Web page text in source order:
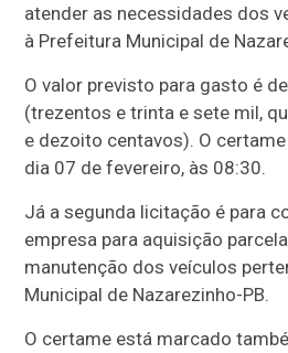
atender as necessidades dos
à Prefeitura Municipal de
O valor previsto para gasto é
(trezentos e trinta e sete mil,
e dezoito centavos). O
dia 07 de fevereiro, às 08:30.
Já a segunda licitação é para
empresa para aquisição
manutenção dos veículos
Municipal de Nazarezinho-PB.
O certame está marcado